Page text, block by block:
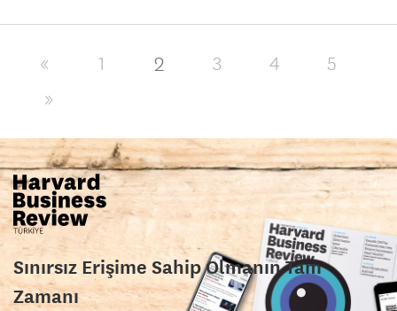
« 1 2 3 4
5
»
Sınırsız Erişime Sahip Olmanın Tam
Zamanı